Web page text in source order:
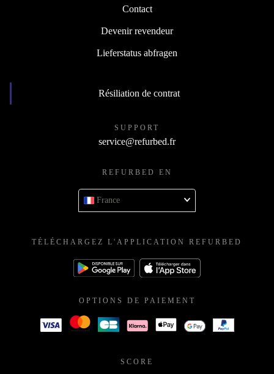
Contact
Devenir revendeur
Lieferstatus abfragen
Résiliation de contrat
SUPPORT
service@refurbed.fr
REFURBED EN
France
TÉLÉCHARGEZ L'APPLICATION REFURBED
OPTIONS DE PAIEMENT
SCORE